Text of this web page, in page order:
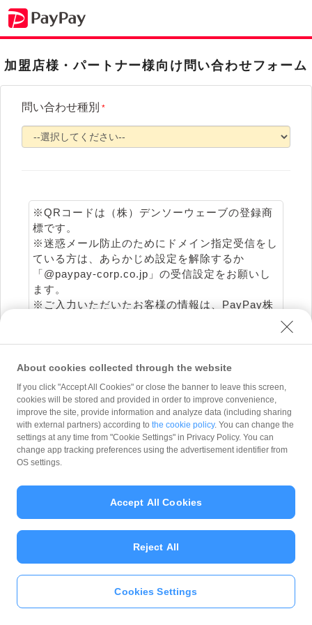
加盟店様・パートナー様向け問い合わせフォーム
問い合わせ種別 *
※QRコードは（株）デンソーウェーブの登録商
標です。
※迷惑メール防止のためにドメイン指定受信をし
ている方は、あらかじめ設定を解除するか
「@paypay-corp.co.jp」の受信設定をお願いし
ます。
※ご入力いただいたお客様の情報は、PayPay株
情報を利用することはありません。
Copyright (C) 2026 PayPay Corporation. All Rights Reserved.
About cookies collected through the website
If you click "Accept All Cookies" or close the banner to leave this screen,
cookies will be stored and provided in order to improve convenience,
improve the site, provide information and analyze data (including sharing
with external partners) according to the cookie policy. You can change the
settings at any time from "Cookie Settings" in Privacy Policy. You can
change app tracking preferences using the advertisement identifier from
OS settings.
Cookies Settings
Reject All
Accept All Cookies